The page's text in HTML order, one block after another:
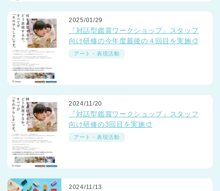
2025/01/29
『対話型鑑賞ワークショップ』スタッフ
向け研修の今年度最後の４回目を実施🎨
アート・表現活動
2024/11/20
『対話型鑑賞ワークショップ』スタッフ
向け研修の3回目を実施🎨
アート・表現活動
2024/11/13